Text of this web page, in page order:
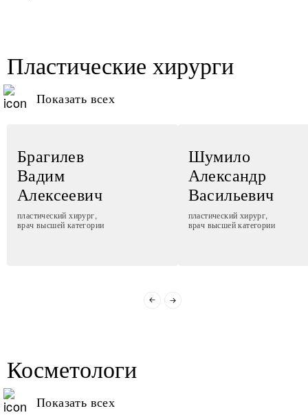
Пластические хирурги
Показать всех
Брагилев
Вадим
Алексеевич
пластический хирург,
врач высшей категории
Шумило
Александр
Васильевич
пластический хирург,
врач высшей категории
Косметологи
Показать всех